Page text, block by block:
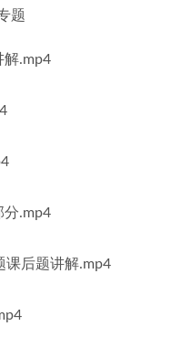
题
解.mp4
分.mp4
课后题讲解.mp4